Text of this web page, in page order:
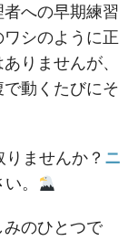
への早期練習
シのように正
りませんが、
動くたびにそ
ませんか？ ニ
。
のひとつで